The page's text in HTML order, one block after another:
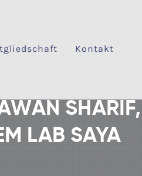
Kontakt
SHARIF,
LAB SAYA